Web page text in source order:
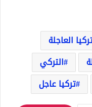
العاجلة
التركي
تركيا عاجل